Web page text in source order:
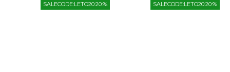
SALECODE:LETO20:20:% SALECODE:LETO20:20:%